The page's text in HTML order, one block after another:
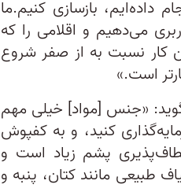
بازسازی کنیم.ما
می‌دهیم و اقلامی را که
کار نسبت به از صفر شروع
است.»
«جنس [مواد] خیلی مهم
کنید، و به کفپوش
پشم زیاد است و
طبیعی مانند کتان، پنبه و